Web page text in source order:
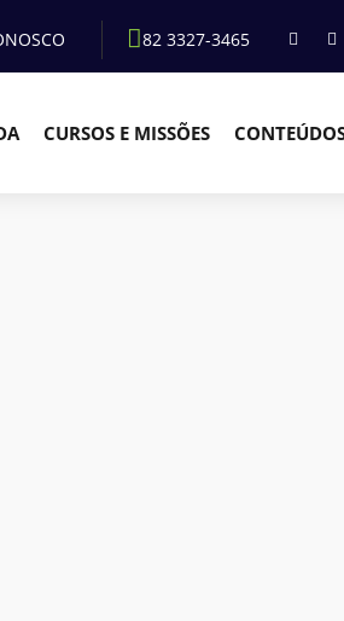
82 3327-3465
CURSOS E MISSÕES